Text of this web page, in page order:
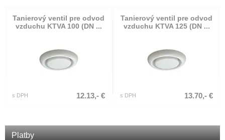
Platby
Tanierový ventil pre odvod
vzduchu KTVA 100 (DN ...
s DPH 12.13,- €
Tanierový ventil pre odvod
vzduchu KTVA 125 (DN ...
s DPH 13.70,- €